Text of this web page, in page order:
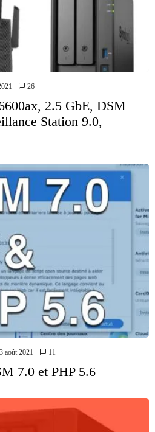
26
2.5 GbE, DSM
Station 9.0,
août 2021 11
7.0 et PHP 5.6